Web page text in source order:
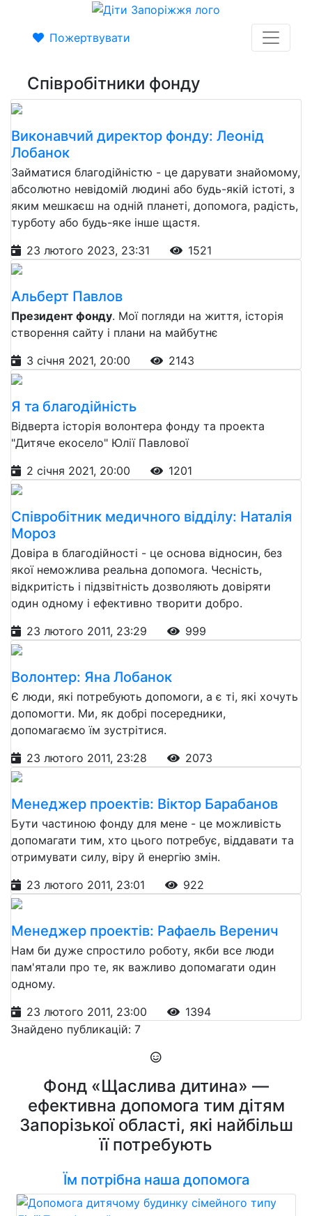
Пожертвувати
Співробітники фонду
Виконавчий директор фонду: Леонід
Лобанок
Займатися благодійністю - це дарувати знайомому,
абсолютно невідомій людині або будь-якій істоті, з
яким мешкаєш на одній планеті, допомога, радість,
турботу або будь-яке інше щастя.
23 лютого 2023, 23:31
1521
Альберт Павлов
Президент фонду. Мої погляди на життя, історія
створення сайту і плани на майбутнє
3 січня 2021, 20:00
2143
Я та благодійність
Відверта історія волонтера фонду та проекта
"Дитяче екосело" Юлії Павлової
2 січня 2021, 20:00
1201
Співробітник медичного відділу: Наталія
Мороз
Довіра в благодійності - це основа відносин, без
якої неможлива реальна допомога. Чесність,
відкритість і підзвітність дозволяють довіряти
один одному і ефективно творити добро.
23 лютого 2011, 23:29
999
Волонтер: Яна Лобанок
Є люди, які потребують допомоги, а є ті, які хочуть
допомогти. Ми, як добрі посередники,
допомагаємо їм зустрітися.
23 лютого 2011, 23:28
2073
Менеджер проектів: Віктор Барабанов
Бути частиною фонду для мене - це можливість
допомагати тим, хто цього потребує, віддавати та
отримувати силу, віру й енергію змін.
23 лютого 2011, 23:01
922
Менеджер проектів: Рафаель Веренич
Нам би дуже спростило роботу, якби все люди
пам'ятали про те, як важливо допомагати один
одному.
23 лютого 2011, 23:00
1394
Знайдено публикацій: 7
Фонд «Щаслива дитина» —
ефективна допомога тим дітям
Запорізької області, які найбільш
її потребують
Їм потрібна наша допомога